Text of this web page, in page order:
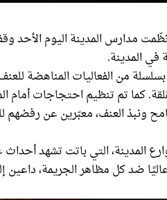
نظّمت مدارس المدينة اليوم الأحد
المدينة.
من الفعاليات المناهضة
كما تم تنظيم احتجاجات أمام
ونبذ العنف، معبّرين عن رفضهم
المدينة، التي باتت تشهد
ضد كل مظاهر الجريمة،